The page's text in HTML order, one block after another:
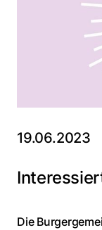
19.06.2023
Die